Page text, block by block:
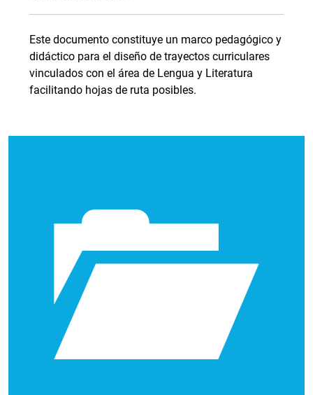
Este documento constituye un marco pedagógico y
didáctico para el diseño de trayectos curriculares
vinculados con el área de Lengua y Literatura
facilitando hojas de ruta posibles.